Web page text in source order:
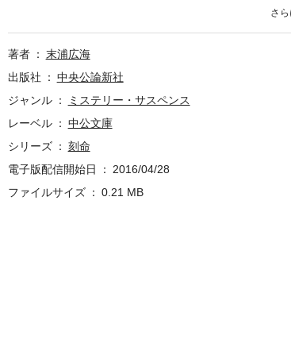
たのか。その死の真相を追い、彼は再び剣を手に闇社
著者
末浦広海
出版社
中央公論新社
ジャンル
ミステリー・サスペンス
レーベル
中公文庫
シリーズ
刻命
電子版配信開始日
2016/04/28
ファイルサイズ
0.21 MB